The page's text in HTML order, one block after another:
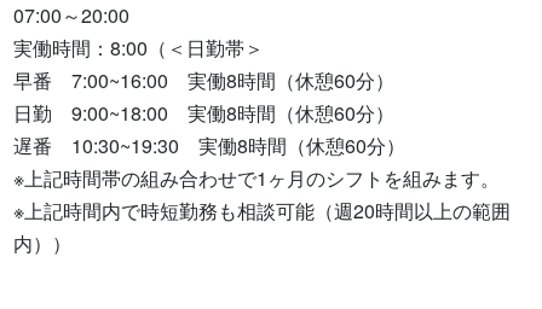
07:00～20:00
実働時間：8:00（＜日勤帯＞
早番　7:00~16:00　実働8時間（休憩60分）
日勤　9:00~18:00　実働8時間（休憩60分）
遅番　10:30~19:30　実働8時間（休憩60分）
※上記時間帯の組み合わせで1ヶ月のシフトを組みます。
※上記時間内で時短勤務も相談可能（週20時間以上の範囲
内））